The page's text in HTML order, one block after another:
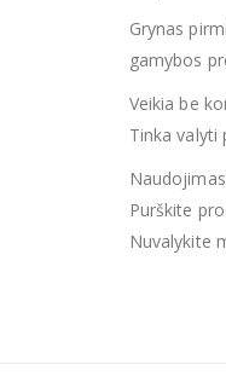
Grynas
gamybos
Veikia be
Tinka valyti
Purškite
Nuvalykite